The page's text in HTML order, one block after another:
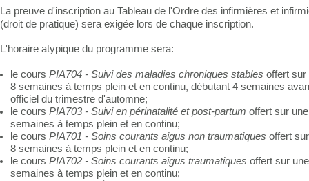
La preuve d'inscription au Tableau de l'Ordre des infirmières et
(droit de pratique) sera exigée lors de chaque inscription.
L'horaire atypique du programme sera:
le cours PIA704 - Suivi des maladies chroniques stables offert sur
8 semaines à temps plein et en continu, débutant 4 semaines
officiel du trimestre d'automne;
le cours PIA703 - Suivi en périnatalité et post-partum offert sur
semaines à temps plein et en continu;
le cours PIA701 - Soins courants aigus non traumatiques offert
8 semaines à temps plein et en continu;
le cours PIA702 - Soins courants aigus traumatiques offert sur
semaines à temps plein et en continu;